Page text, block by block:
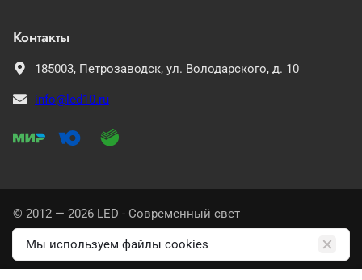
Контакты
185003, Петрозаводск, ул. Володарского, д. 10
info@led10.ru
© 2012 — 2026 LED - Современный свет
Политика конфиденциальности
Мы используем файлы cookies